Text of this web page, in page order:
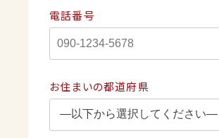
電話番号
お住まいの都道府県